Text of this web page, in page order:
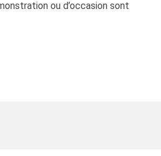
ou d’occasion sont